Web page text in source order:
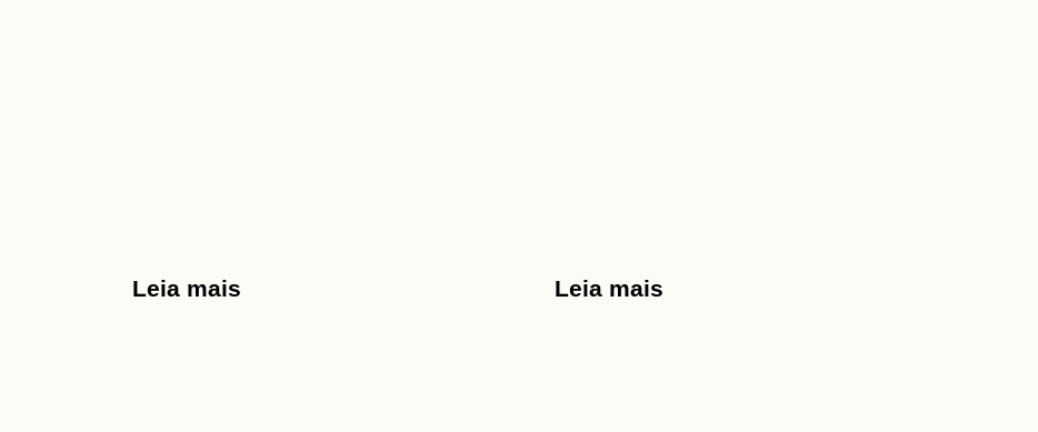
Leia mais Leia mais